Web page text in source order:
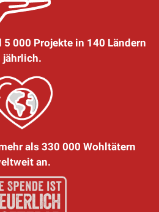
000 Projekte in 140 Ländern
jährlich.
als 330 000 Wohltätern
an.